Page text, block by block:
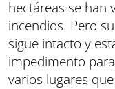
hectáreas se han
incendios. Pero
sigue intacto y
impedimento
varios lugares